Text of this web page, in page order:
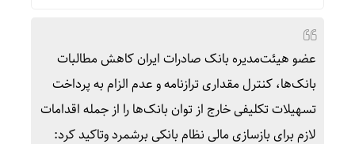
عضو هیئت‌مدیره بانک صادرات ایران کاهش مطالبات
بانک‌ها، کنترل مقداری ترازنامه و عدم الزام به پرداخت
تسهیلات تکلیفی خارج از توان بانک‌ها را از جمله اقدامات
لازم برای بازسازی مالی نظام بانکی برشمرد وتاکید کرد: